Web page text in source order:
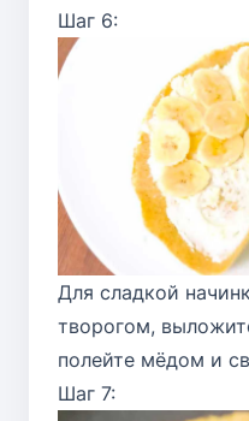
Шаг 6:
Для сладкой
творогом,
полейте мёдом и
Шаг 7: